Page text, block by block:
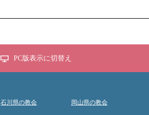
PC版表示に切替え
石川県の教会 岡山県の教会